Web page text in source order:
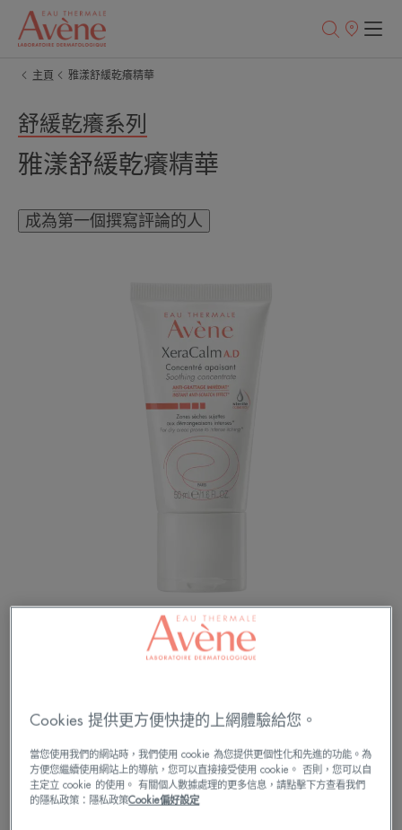
銷
主頁
雅漾舒緩乾癢精華
舒緩乾癢系列
雅漾舒緩乾癢精華
成為第一個撰寫評論的人
益膚首選|SOS快速止乾癢
緩解乾癢 滋潤
Cookies 提供更方便快捷的上網體驗給您。
當您使用我們的網站時，我們使用 cookie 為您提供更個性化和先進的功能。為
方便您繼續使用網站上的導航，您可以直接接受使用 cookie。 否則，您可以自
主定立 cookie 的使用。 有關個人數據處理的更多信息，請點擊下方查看我們
的隱私政策：隱私政策Cookie偏好設定